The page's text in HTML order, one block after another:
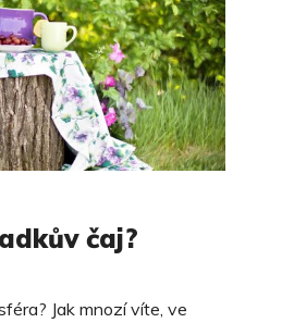
čaj?
Jak mnozí víte, ve